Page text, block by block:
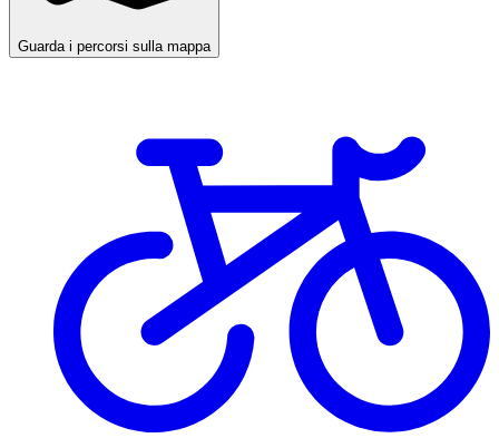
Guarda i percorsi sulla mappa